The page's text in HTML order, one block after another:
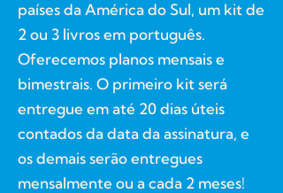
países da América do Sul, um kit de
2 ou 3 livros em português.
Oferecemos planos mensais e
bimestrais. O primeiro kit será
entregue em até 20 dias úteis
contados da data da assinatura, e
os demais serão entregues
mensalmente ou a cada 2 meses!